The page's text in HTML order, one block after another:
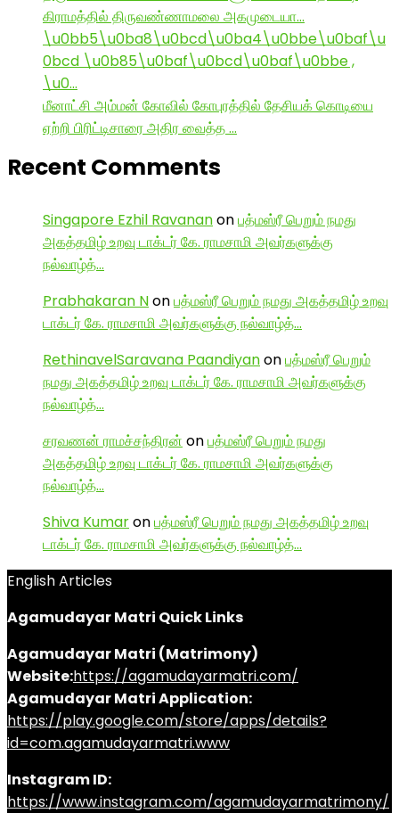
கிராமத்தில் திருவண்ணாமலை அகமுடையா…
\u0bb5\u0ba8\u0bcd\u0ba4\u0bbe\u0baf\u
0bcd \u0b85\u0baf\u0bcd\u0baf\u0bbe ,
\u0…
மீனாட்சி அம்மன் கோவில் கோபுரத்தில் தேசியக் கொடியை
ஏற்றி பிரிட்டிசாரை அதிர வைத்த …
Recent Comments
Singapore Ezhil Ravananonபத்மஸ்ரீ பெறும் நமது
அகத்தமிழ் உறவு டாக்டர் கே. ராமசாமி அவர்களுக்கு
நல்வாழ்த்…
Prabhakaran Nonபத்மஸ்ரீ பெறும் நமது அகத்தமிழ் உறவு
டாக்டர் கே. ராமசாமி அவர்களுக்கு நல்வாழ்த்…
RethinavelSaravana Paandiyanonபத்மஸ்ரீ பெறும்
நமது அகத்தமிழ் உறவு டாக்டர் கே. ராமசாமி அவர்களுக்கு
நல்வாழ்த்…
சரவணன் ராமச்சந்திரன் onபத்மஸ்ரீ பெறும் நமது
அகத்தமிழ் உறவு டாக்டர் கே. ராமசாமி அவர்களுக்கு
நல்வாழ்த்…
Shiva Kumaronபத்மஸ்ரீ பெறும் நமது அகத்தமிழ் உறவு
டாக்டர் கே. ராமசாமி அவர்களுக்கு நல்வாழ்த்…
English Articles
Agamudayar Matri Quick Links
Agamudayar Matri (Matrimony)
Website:https://agamudayarmatri.com/
Agamudayar Matri Application:
https://play.google.com/store/apps/details?
id=com.agamudayarmatri.www
Instagram ID:
https://www.instagram.com/agamudayarmatrimony/